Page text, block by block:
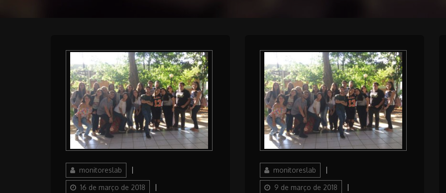
Authormonitoreslab
16 de março de 2018
Authormonitoreslab
9 de março de 2018